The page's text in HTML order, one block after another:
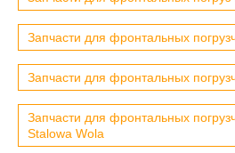
Запчасти для фронтальных
Запчасти для фронтальных
Запчасти для фронтальных
Stalowa Wola